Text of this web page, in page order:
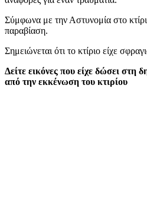
Σύμφωνα με την Αστυνομία στο
παραβίαση.
Σημειώνεται ότι το κτίριο είχε
Δείτε εικόνες που είχε δώσει στη
από την εκκένωση του κτιρίου